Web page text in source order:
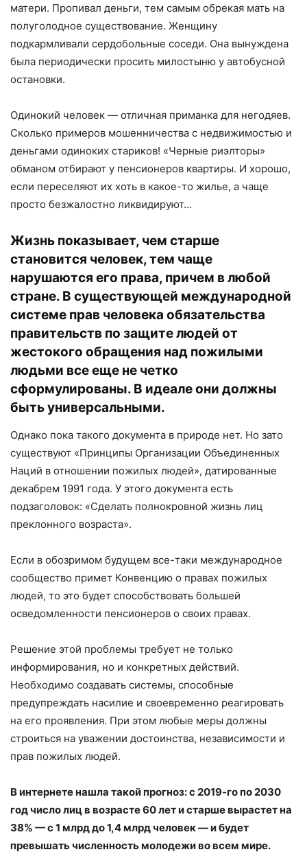
матери. Пропивал деньги, тем самым обрекая мать на
полуголодное существование. Женщину
подкармливали сердобольные соседи. Она вынуждена
была периодически просить милостыню у автобусной
остановки.
Одинокий человек — отличная приманка для негодяев.
Сколько примеров мошенничества с недвижимостью и
деньгами одиноких стариков! «Черные риэлторы»
обманом отбирают у пенсионеров квартиры. И хорошо,
если переселяют их хоть в какое-то жилье, а чаще
просто безжалостно ликвидируют…
Жизнь показывает, чем старше
становится человек, тем чаще
нарушаются его права, причем в любой
стране. В существующей международной
системе прав человека обязательства
правительств по защите людей от
жестокого обращения над пожилыми
людьми все еще не четко
сформулированы. В идеале они должны
быть универсальными.
Однако пока такого документа в природе нет. Но зато
существуют «Принципы Организации Объединенных
Наций в отношении пожилых людей», датированные
декабрем 1991 года. У этого документа есть
подзаголовок: «Сделать полнокровной жизнь лиц
преклонного возраста».
Если в обозримом будущем все-таки международное
сообщество примет Конвенцию о правах пожилых
людей, то это будет способствовать большей
осведомленности пенсионеров о своих правах.
Решение этой проблемы требует не только
информирования, но и конкретных действий.
Необходимо создавать системы, способные
предупреждать насилие и своевременно реагировать
на его проявления. При этом любые меры должны
строиться на уважении достоинства, независимости и
прав пожилых людей.
В интернете нашла такой прогноз: с 2019-го по 2030
год число лиц в возрасте 60 лет и старше вырастет на
38% — с 1 млрд до 1,4 млрд человек — и будет
превышать численность молодежи во всем мире.